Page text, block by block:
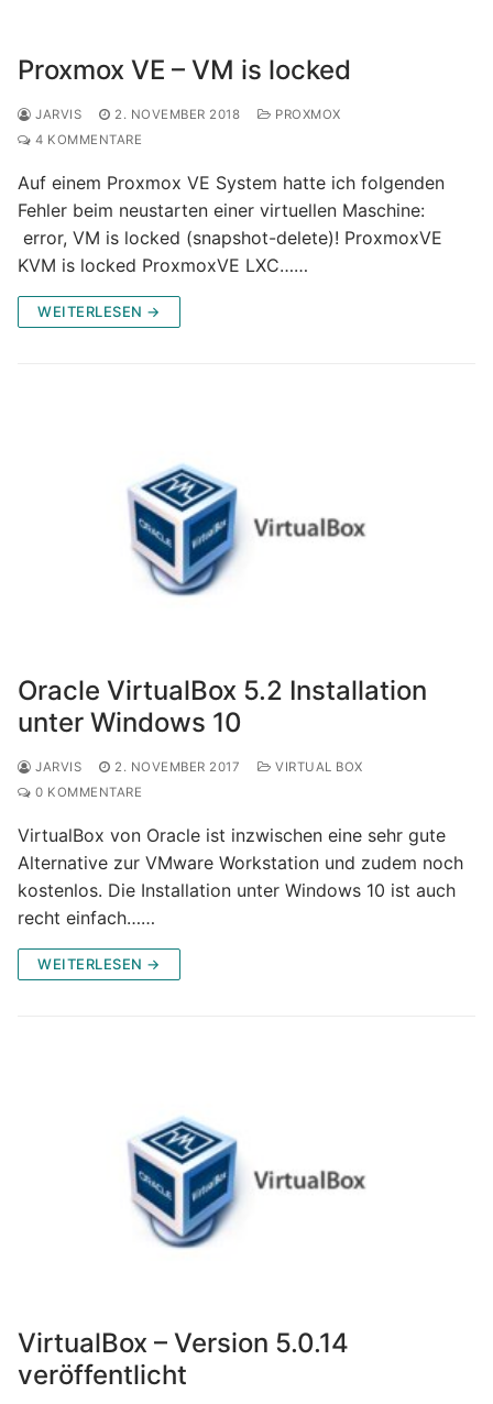
Proxmox VE – VM is locked
JARVIS 2. NOVEMBER 2018
PROXMOX
4 KOMMENTARE
Auf einem Proxmox VE System hatte ich folgenden
Fehler beim neustarten einer virtuellen Maschine:
error, VM is locked (snapshot-delete)! ProxmoxVE
KVM is locked ProxmoxVE LXC……
WEITERLESEN →
Oracle VirtualBox 5.2 Installation
unter Windows 10
JARVIS 2. NOVEMBER 2017
VIRTUAL BOX
0 KOMMENTARE
VirtualBox von Oracle ist inzwischen eine sehr gute
Alternative zur VMware Workstation und zudem noch
kostenlos. Die Installation unter Windows 10 ist auch
recht einfach……
WEITERLESEN →
VirtualBox – Version 5.0.14
veröffentlicht